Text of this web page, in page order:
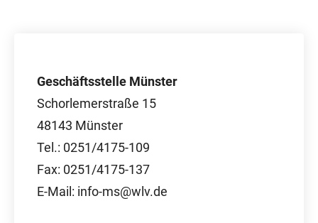
Geschäftsstelle Münster
Schorlemerstraße 15
48143 Münster
Tel.: 0251/4175-109
Fax: 0251/4175-137
E-Mail: info-ms@wlv.de